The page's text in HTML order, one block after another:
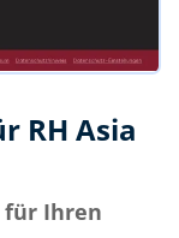
RH Asia
für Ihren